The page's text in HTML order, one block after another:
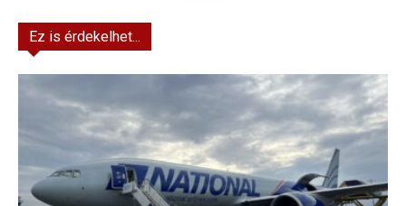
Ez is érdekelhet...